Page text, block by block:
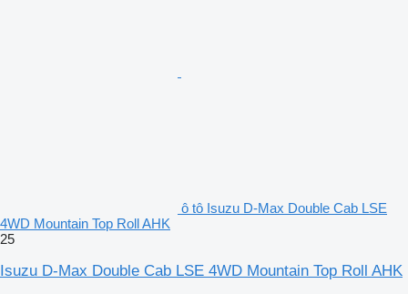
ô tô Isuzu D-Max Double Cab LSE
4WD Mountain Top Roll AHK
25
Isuzu D-Max Double Cab LSE 4WD Mountain Top Roll AHK